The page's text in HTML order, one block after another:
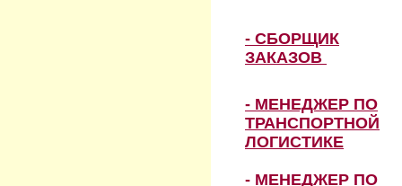
- СБОРЩИК
ЗАКАЗОВ
- МЕНЕДЖЕР ПО
ТРАНСПОРТНОЙ
ЛОГИСТИКЕ
- МЕНЕДЖЕР ПО